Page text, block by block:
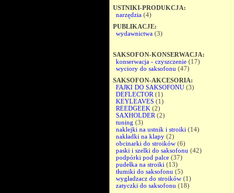
USTNIKI-PRODUKCJA:
narzędzia (4)
PUBLIKACJE:
wydawnictwa (3)
SAKSOFON-KONSERWACJA:
konserwacja - czyszczenie (17)
wyciory do saksofonu (47)
SAKSOFON-AKCESORIA:
FAJKI DO SAKSOFONU (3)
DEFLECTOR (1)
KEYLEAVES (1)
REEDGEEK (2)
SAXHOLDER (2)
tuning (3)
naklejki na ustnik i stroiki (14)
nakładki na klapy (2)
obcinarki do stroików (6)
paski i szelki do saksofonu (42)
podpórki pod palce (37)
pudełka na stroiki (13)
tłumiki do saksofonu (5)
wygładzacz do stroików (1)
zatyczki do saksofonu (18)